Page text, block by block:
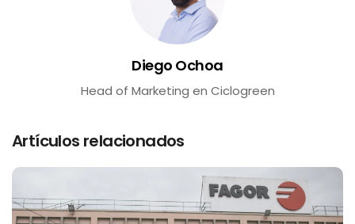
Diego Ochoa
Head of Marketing en Ciclogreen
Artículos relacionados